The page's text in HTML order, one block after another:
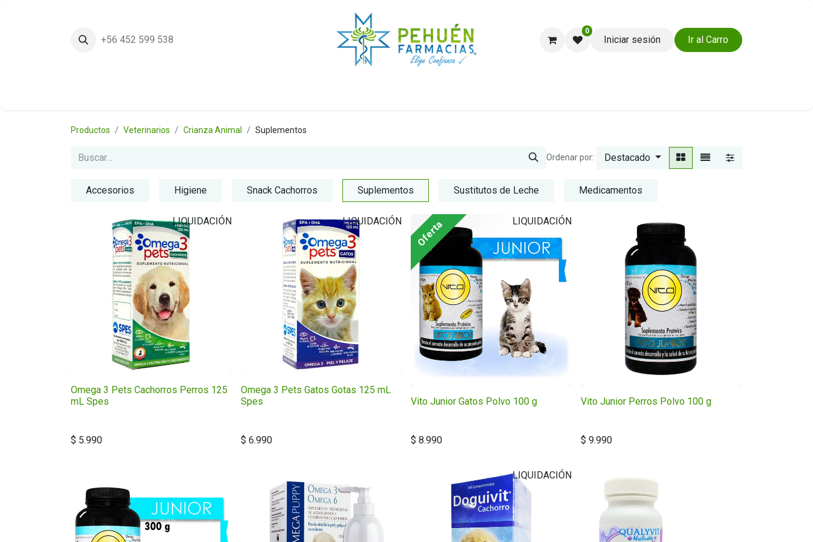
+56 452 599 538
0
Iniciar sesión Ir al Carro
Productos Veterinarios Crianza Animal Suplementos
Ordenar por: Destacado
Accesorios Higiene Snack Cachorros Suplementos Sustitutos de Leche Medicamentos
LIQUIDACIÓN
Omega 3 Pets Cachorros Perros 125
mL Spes
$ 5.990
LIQUIDACIÓN
Omega 3 Pets Gatos Gotas 125 mL
Spes
$ 6.990
Oferta LIQUIDACIÓN
Vito Junior Gatos Polvo 100 g
$ 8.990
Vito Junior Perros Polvo 100 g
$ 9.990
LIQUIDACIÓN